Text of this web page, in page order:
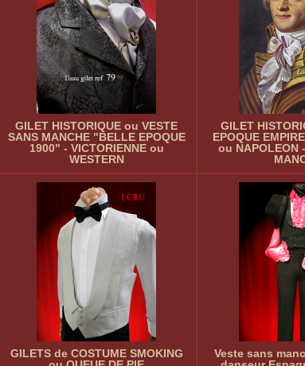
GILET HISTORIQUE ou VESTE
SANS MANCHE "BELLE EPOQUE
1900" - VICTORIENNE ou
WESTERN
GILET
EPOQUE
ou NAPOLEON
GILETS de COSTUME SMOKING
Veste sans